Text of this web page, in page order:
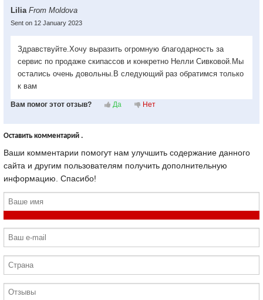
Lilia From Moldova
Sent on 12 January 2023
Здравствуйте.Хочу выразить огромную благодарность за
сервис по продаже скипассов и конкретно Нелли Сивковой.Мы
остались очень довольны.В следующий раз обратимся только
к вам
Вам помог этот отзыв? Да Нет
Оставить комментарий .
Ваши комментарии помогут нам улучшить содержание данного
сайта и другим пользователям получить дополнительную
информацию. Спасибо!